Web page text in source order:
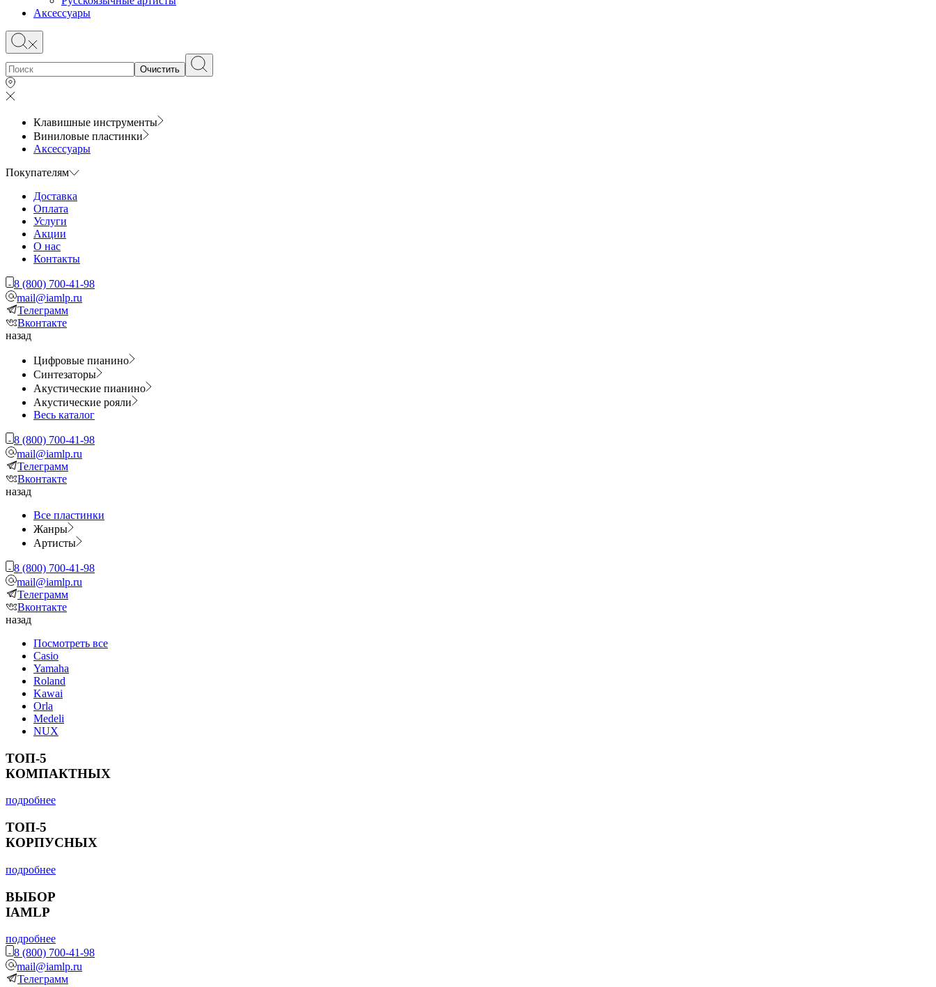
Аксессуары
Очистить
Клавишные инструменты
Виниловые пластинки
Аксессуары
Покупателям
Доставка
Оплата
Услуги
Акции
О нас
Контакты
8 (800) 700-41-98
mail@iamlp.ru
Телеграмм
Вконтакте
назад
Цифровые пианино
Синтезаторы
Акустические пианино
Акустические рояли
Весь каталог
8 (800) 700-41-98
mail@iamlp.ru
Телеграмм
Вконтакте
назад
Все пластинки
Жанры
Артисты
8 (800) 700-41-98
mail@iamlp.ru
Телеграмм
Вконтакте
назад
Посмотреть все
Casio
Yamaha
Roland
Kawai
Orla
Medeli
NUX
ТОП-5
КОМПАКТНЫХ
подробнее
ТОП-5
КОРПУСНЫХ
подробнее
ВЫБОР
IAMLP
подробнее
8 (800) 700-41-98
mail@iamlp.ru
Телеграмм